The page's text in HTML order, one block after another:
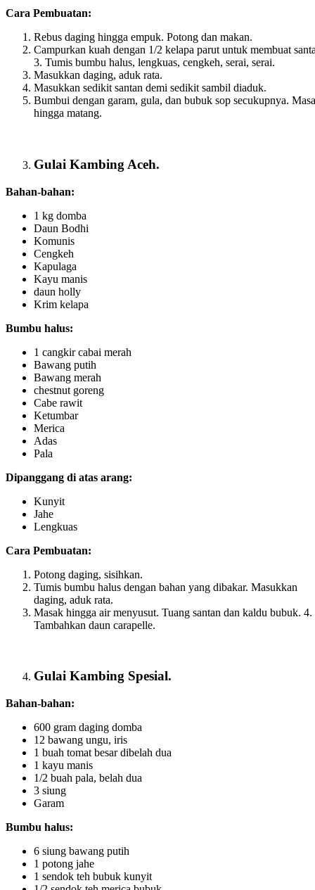
Cara Pembuatan:
Rebus daging hingga empuk. Potong dan makan.
Campurkan kuah dengan 1/2 kelapa parut untuk membuat
3. Tumis bumbu halus, lengkuas, cengkeh, serai, serai.
Masukkan daging, aduk rata.
Masukkan sedikit santan demi sedikit sambil diaduk.
Bumbui dengan garam, gula, dan bubuk sop secukupnya.
hingga matang.
Gulai Kambing Aceh.
Bahan-bahan:
1 kg domba
Daun Bodhi
Komunis
Cengkeh
Kapulaga
Kayu manis
daun holly
Krim kelapa
Bumbu halus:
1 cangkir cabai merah
Bawang putih
Bawang merah
chestnut goreng
Cabe rawit
Ketumbar
Merica
Adas
Pala
Dipanggang di atas arang:
Kunyit
Jahe
Lengkuas
Cara Pembuatan:
Potong daging, sisihkan.
Tumis bumbu halus dengan bahan yang dibakar. Masukkan
daging, aduk rata.
Masak hingga air menyusut. Tuang santan dan kaldu bubuk. 4.
Tambahkan daun carapelle.
Gulai Kambing Spesial.
Bahan-bahan:
600 gram daging domba
12 bawang ungu, iris
1 buah tomat besar dibelah dua
1 kayu manis
1/2 buah pala, belah dua
3 siung
Garam
Bumbu halus:
6 siung bawang putih
1 potong jahe
1 sendok teh bubuk kunyit